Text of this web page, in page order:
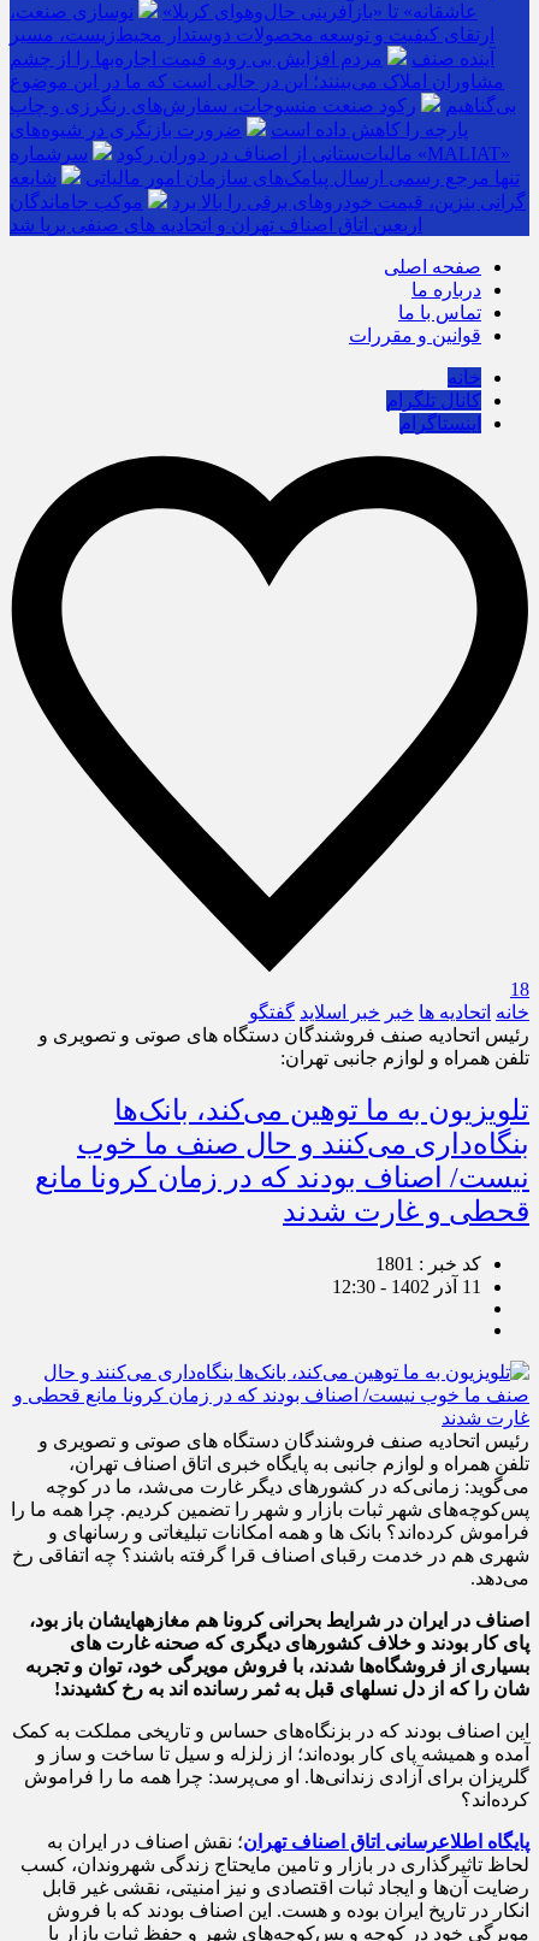
عاشقانه» تا «بازآفرینی حال‌وهوای کربلا»
نوسازی صنعت،
ارتقای کیفیت و توسعه محصولات دوستدار محیط‌زیست، مسیر
آینده صنف
مردم افزایش بی رویه قیمت اجاره‌بها را از چشم
مشاوران املاک می‌بینند؛ این در حالی است که ما در این موضوع
بی‌گناهیم
رکود صنعت منسوجات، سفارش‌های رنگرزی و چاپ
پارچه را کاهش داده است
ضرورت بازنگری در شیوه‌های
مالیات‌ستانی از اصناف در دوران رکود
سرشماره «MALIAT»
تنها مرجع رسمی ارسال پیامک‌های سازمان امور مالیاتی
شایعه
گرانی بنزین، قیمت خودروهای برقی را بالا برد
موکب جاماندگان
اربعین اتاق اصناف تهران و اتحادیه های صنفی برپا شد
صفحه اصلی
درباره ما
تماس با ما
قوانین و مقررات
خانه
کانال تلگرام
اینستاگرام
18
خانه اتحادیه ها خبر خبر اسلايد گفتگو
رئیس اتحادیه صنف فروشندگان دستگاه های صوتی و تصویری و
تلفن همراه و لوازم جانبی تهران:
تلویزیون به ما توهین می‌کند، بانک‌ها
بنگاه‌داری می‌کنند و حال صنف ما خوب
نیست/ اصناف بودند که در زمان کرونا مانع
قحطی و غارت شدند
کد خبر : 1801
11 آذر 1402 - 12:30
رئیس اتحادیه صنف فروشندگان دستگاه های صوتی و تصویری و
تلفن همراه و لوازم جانبی به پایگاه خبری اتاق اصناف تهران،
می‌گوید: زمانی‌که در کشورهای دیگر غارت می‌شد، ما در کوچه
پس‌کوچه‌های شهر ثبات بازار و شهر را تضمین کردیم. چرا همه ما را
فراموش کرده‌اند؟ بانک ها و همه امکانات تبلیغاتی و رسانهای و
شهری هم در خدمت رقبای اصناف قرا گرفته باشند؟ چه اتفاقی رخ
می‌دهد.
اصناف در ایران در شرایط بحرانی کرونا هم مغازه‎های
شان باز بود،
پای کار بودند و خلاف کشورهای دیگری که صحنه غارت های
بسیاری از فروشگاه‌ها شدند، با فروش مویرگی خود، توان و تجربه
شان را که از دل نسلهای قبل به ثمر رسانده اند به رخ کشیدند!
این اصناف بودند که در بزنگاه‌های حساس و تاریخی مملکت به کمک
آمده و همیشه پای کار بوده‌اند؛ از زلزله و سیل تا ساخت و ساز و
گلریزان برای آزادی زندانی‌ها. او می‌پرسد: چرا همه ما را فراموش
کرده‌اند؟
پایگاه اطلاع‎رسانی اتاق اصناف تهران
؛ نقش اصناف در ایران به
لحاظ تاثیرگذاری در بازار و تامین مایحتاج زندگی شهروندان، کسب
رضایت آن‌ها و ایجاد ثبات اقتصادی و نیز امنیتی، نقشی غیر قابل
انکار در تاریخ ایران بوده و هست. این اصناف بودند که با فروش
مویرگی خود در کوچه و پس‌کوچه‌های شهر و حفظ ثبات بازار با